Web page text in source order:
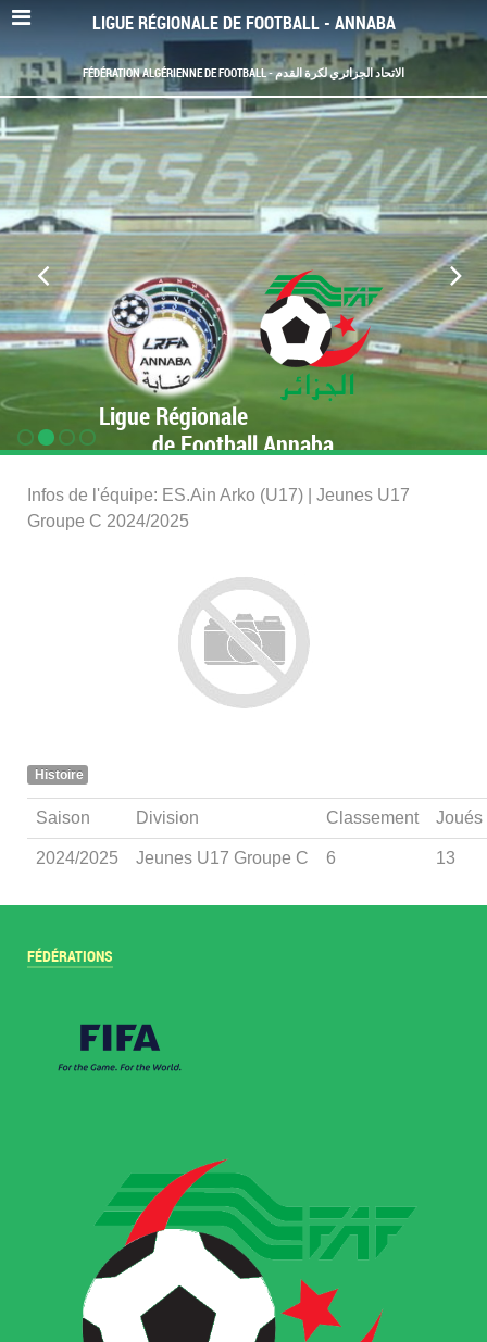
LIGUE RÉGIONALE DE FOOTBALL - ANNABA
FÉDÉRATION ALGÉRIENNE DE FOOTBALL - الاتحاد الجزائري لكرة القدم
Ligue Régionale
de Football Annaba
Infos de l'équipe: ES.Ain Arko (U17) | Jeunes U17
Groupe C 2024/2025
Histoire
Saison Division Classement Joués
2024/2025 Jeunes U17 Groupe C 6 13
FÉDÉRATIONS